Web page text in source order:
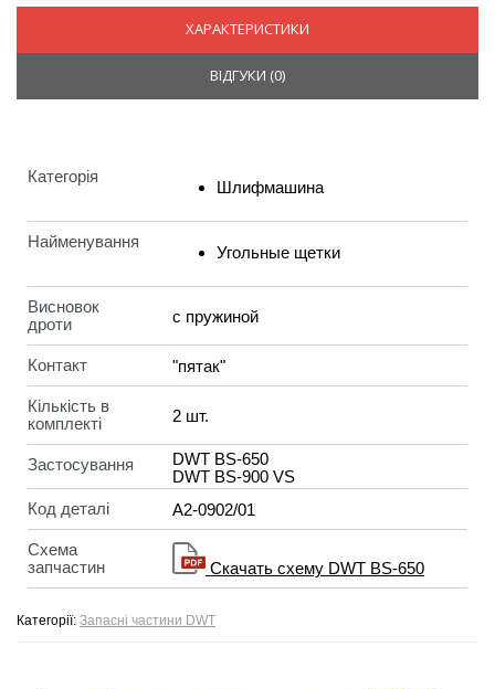
ХАРАКТЕРИСТИКИ
ВІДГУКИ (0)
Категорія
Шлифмашина
Найменування
Угольные щетки
Висновок
дроти
с пружиной
Контакт "пятак"
Кількість в
комплекті
2 шт.
Застосування
DWT BS-650
DWT BS-900 VS
Код деталі
A2-0902/01
Схема
запчастин
Скачать схему DWT BS-650
Категорії: Запасні частини DWT